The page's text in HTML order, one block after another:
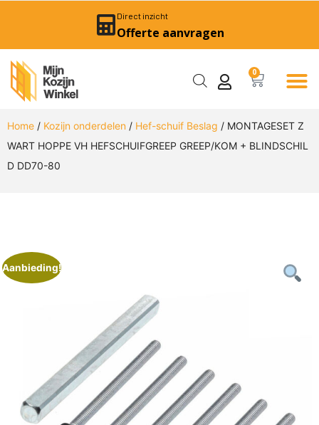
Direct inzicht
Offerte aanvragen
0
Home / Kozijn onderdelen / Hef-schuif Beslag / MONTAGESET Z
WART HOPPE VH HEFSCHUIFGREEP GREEP/KOM + BLINDSCHIL
D DD70-80
Aanbieding!